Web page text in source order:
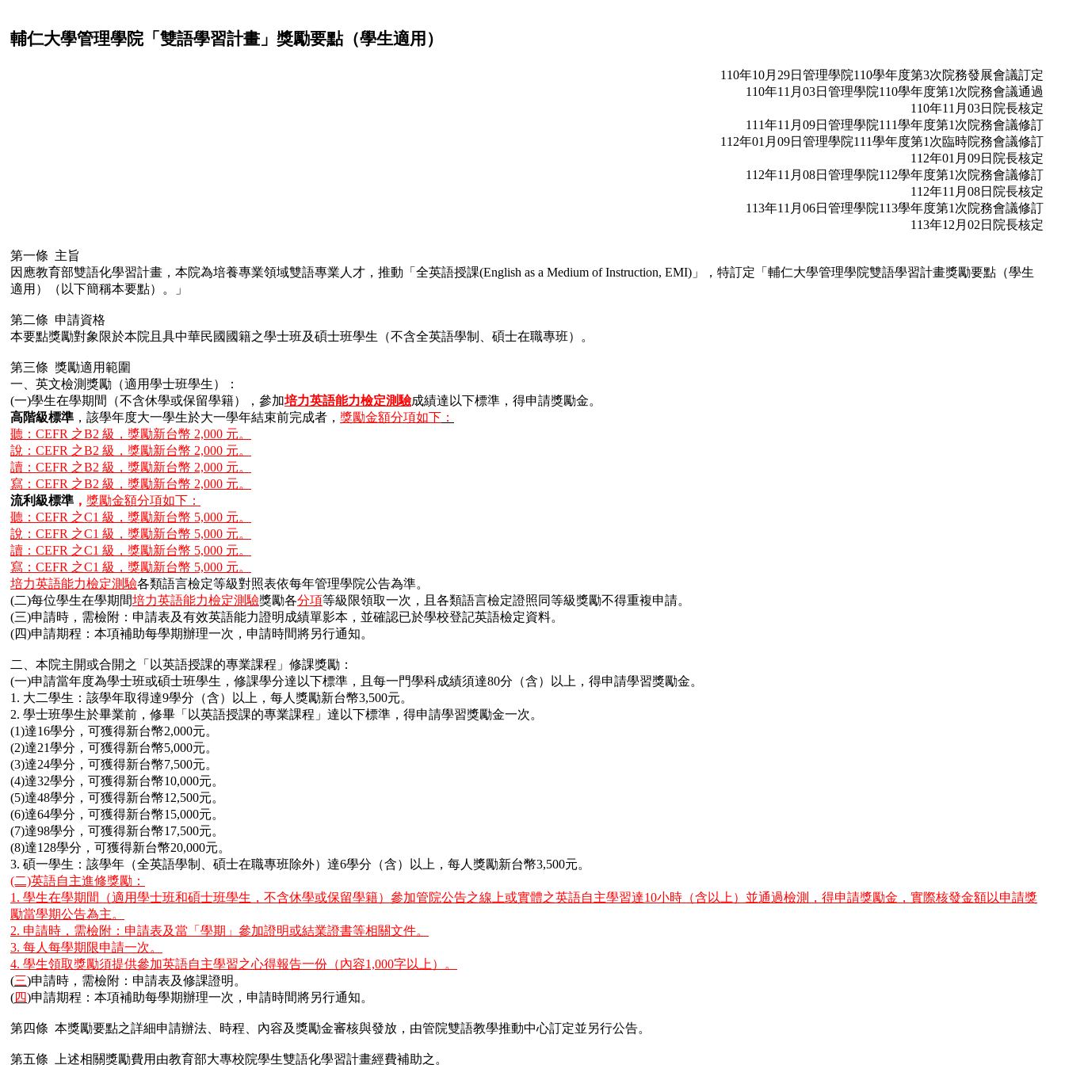
輔仁大學管理學院「雙語學習計畫」獎勵要點（學生適用）
110年10月29日管理學院110學年度第3次院務發展會議訂定
110年11月03日管理學院110學年度第1次院務會議通過
110年11月03日院長核定
111年11月09日管理學院111學年度第1次院務會議修訂
112年01月09日管理學院111學年度第1次臨時院務會議修訂
112年01月09日院長核定
112年11月08日管理學院112學年度第1次院務會議修訂
112年11月08日院長核定
113年11月06日管理學院113學年度第1次院務會議修訂
113年12月02日院長核定
第一條 主旨
因應教育部雙語化學習計畫，本院為培養專業領域雙語專業人才，推動「全英語授課(English as a Medium of Instruction, EMI)」，特訂定「輔仁大學管理學院雙語學習計畫獎勵要點（學生
適用）（以下簡稱本要點）。」
第二條 申請資格
本要點獎勵對象限於本院且具中華民國國籍之學士班及碩士班學生（不含全英語學制、碩士在職專班）。
第三條 獎勵適用範圍
一、英文檢測獎勵（適用學士班學生）：
(一)學生在學期間（不含休學或保留學籍），參加培力英語能力檢定測驗成績達以下標準，得申請獎勵金。
高階級標準 ，該學年度大一學生於大一學年結束前完成者， 獎勵金額分項如下 ：
聽：CEFR 之B2 級，獎勵新台幣 2,000 元。
說：CEFR 之B2 級，獎勵新台幣 2,000 元。
讀：CEFR 之B2 級，獎勵新台幣 2,000 元。
寫：CEFR 之B2 級，獎勵新台幣 2,000 元。
流利級標準 ， 獎勵金額分項如下 ：
聽：CEFR 之C1 級，獎勵新台幣 5,000 元。
說：CEFR 之C1 級，獎勵新台幣 5,000 元。
讀：CEFR 之C1 級，獎勵新台幣 5,000 元。
寫：CEFR 之C1 級，獎勵新台幣 5,000 元。
培力英語能力檢定測驗各類語言檢定等級對照表依每年管理學院公告為準。
(二)每位學生在學期間培力英語能力檢定測驗獎勵各分項等級限領取一次，且各類語言檢定證照同等級獎勵不得重複申請。
(三)申請時，需檢附：申請表及有效英語能力證明成績單影本，並確認已於學校登記英語檢定資料。
(四)申請期程：本項補助每學期辦理一次，申請時間將另行通知。
二、本院主開或合開之「以英語授課的專業課程」修課獎勵：
(一)申請當年度為學士班或碩士班學生，修課學分達以下標準，且每一門學科成績須達80分（含）以上，得申請學習獎勵金。
1. 大二學生：該學年取得達9學分（含）以上，每人獎勵新台幣3,500元。
2. 學士班學生於畢業前，修畢「以英語授課的專業課程」達以下標準，得申請學習獎勵金一次。
(1)達16學分，可獲得新台幣2,000元。
(2)達21學分，可獲得新台幣5,000元。
(3)達24學分，可獲得新台幣7,500元。
(4)達32學分，可獲得新台幣10,000元。
(5)達48學分，可獲得新台幣12,500元。
(6)達64學分，可獲得新台幣15,000元。
(7)達98學分，可獲得新台幣17,500元。
(8)達128學分，可獲得新台幣20,000元。
3. 碩一學生：該學年（全英語學制、碩士在職專班除外）達6學分（含）以上，每人獎勵新台幣3,500元。
(二)英語自主進修獎勵：
1. 學生在學期間（適用學士班和碩士班學生，不含休學或保留學籍）參加管院公告之線上或實體之英語自主學習達10小時（含以上）並通過檢測，得申請獎勵金，實際核發金額以申請獎
勵當學期公告為主。
2. 申請時，需檢附：申請表及當「學期」參加證明或結業證書等相關文件。
3. 每人每學期限申請一次。
4. 學生領取獎勵須提供參加英語自主學習之心得報告一份（內容1,000字以上）。
(三)申請時，需檢附：申請表及修課證明。
(四)申請期程：本項補助每學期辦理一次，申請時間將另行通知。
第四條 本獎勵要點之詳細申請辦法、時程、內容及獎勵金審核與發放，由管院雙語教學推動中心訂定並另行公告。
第五條 上述相關獎勵費用由教育部大專校院學生雙語化學習計畫經費補助之。